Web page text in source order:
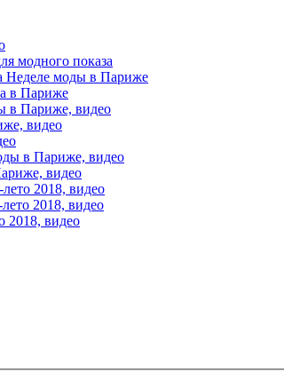
модного показа
Неделе моды в Париже
в Париже
в Париже, видео
видео
в Париже, видео
видео
2018, видео
2018, видео
2018, видео